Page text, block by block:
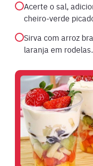
Acerte o sal,
cheiro-verde
Sirva com arroz
laranja em rodelas.